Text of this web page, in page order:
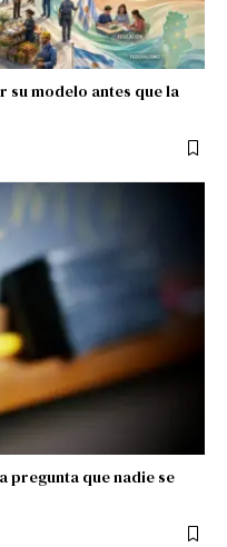
modelo antes que la
pregunta que nadie se